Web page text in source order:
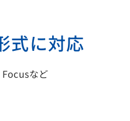
式に対応
など